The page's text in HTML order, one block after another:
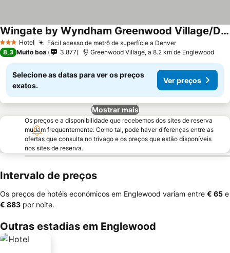
3 EstrelasHotel Fácil acesso de metrô de superfície a Denver
Wingate by Wyndham Greenwood Village/Denver Tech
8,3 Muito boa 3.877 Greenwood Village, a 8.2 km de Englewood
Selecione as datas para ver os preços
exatos.
Ver preços
Mostrar mais
Os preços e a disponibilidade que recebemos dos sites de reserva
mudam frequentemente. Como tal, pode haver diferenças entre as
ofertas que consulta no trivago e os preços que estão disponíveis
nos sites de reserva.
Intervalo de preços
Os preços de hotéis económicos em Englewood variam entre ‎€ 65 e
‎€ 883 por noite.
Outras estadias em Englewood